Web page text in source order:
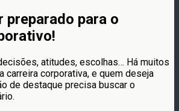
preparado para o
atitudes, escolhas… Há muitos
carreira corporativa, e quem deseja
de destaque precisa buscar o